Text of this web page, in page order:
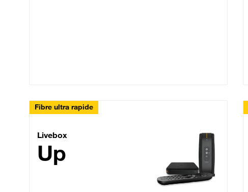
Fibre ultra rapide
Livebox Up Fibre
Livebox
Up